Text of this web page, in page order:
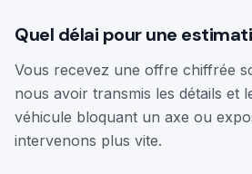
Quel délai pour une
Vous recevez une offre chiffrée
nous avoir transmis les détails et
véhicule bloquant un axe ou
intervenons plus vite.